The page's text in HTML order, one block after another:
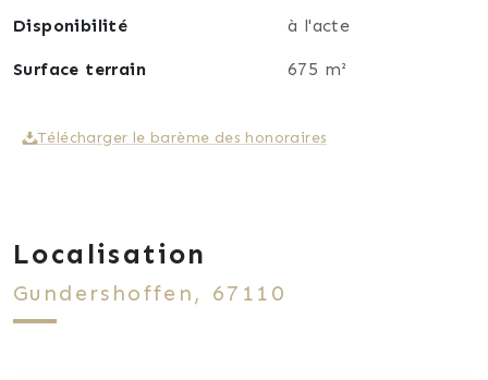
Disponibilité à l'acte
Surface terrain 675 m²
Télécharger le barème des honoraires
Localisation
Gundershoffen, 67110